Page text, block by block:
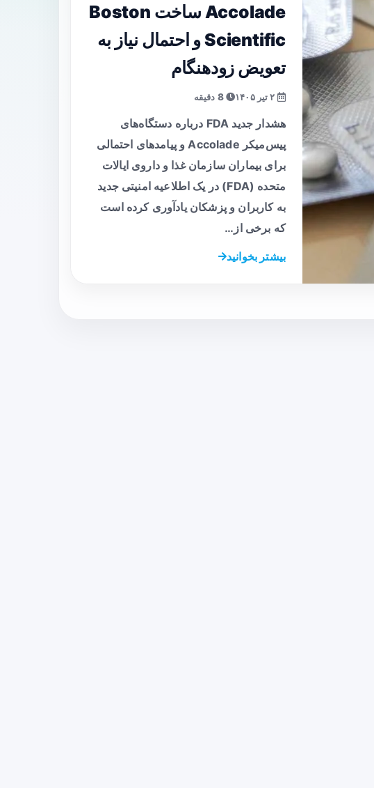
Accolade ساخت Boston
Scientific و احتمال نیاز به
تعویض زودهنگام
8 دقیقه
هشدار جدید FDA درباره دستگاه‌های
پیس‌میکر Accolade و پیامدهای احتمالی
برای بیماران سازمان غذا و داروی ایالات
متحده (FDA) در یک اطلاعیه امنیتی جدید
به کاربران و پزشکان یادآوری کرده است
که برخی از…
بیشتر بخوانید